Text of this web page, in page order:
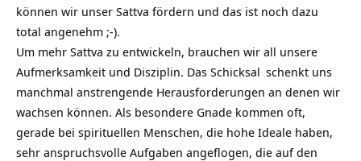
können wir unser Sattva fördern und das ist noch dazu
total angenehm ;-).
Um mehr Sattva zu entwickeln, brauchen wir all unsere
Aufmerksamkeit und Disziplin. Das Schicksal schenkt uns
manchmal anstrengende Herausforderungen an denen wir
wachsen können. Als besondere Gnade kommen oft,
gerade bei spirituellen Menschen, die hohe Ideale haben,
sehr anspruchsvolle Aufgaben angeflogen, die auf den